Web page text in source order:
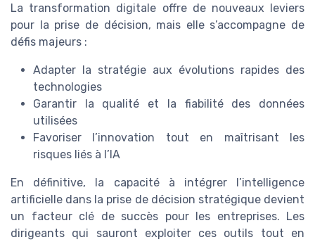
La transformation digitale offre de nouveaux leviers
pour la prise de décision, mais elle s’accompagne de
défis majeurs :
Adapter la stratégie aux évolutions rapides des
technologies
Garantir la qualité et la fiabilité des données
utilisées
Favoriser l’innovation tout en maîtrisant les
risques liés à l’IA
En définitive, la capacité à intégrer l’intelligence
artificielle dans la prise de décision stratégique devient
un facteur clé de succès pour les entreprises. Les
dirigeants qui sauront exploiter ces outils tout en